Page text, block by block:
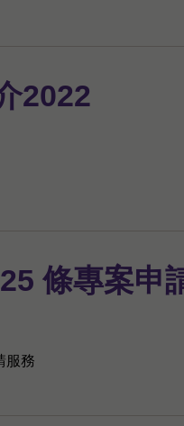
2022
條專案申
服務